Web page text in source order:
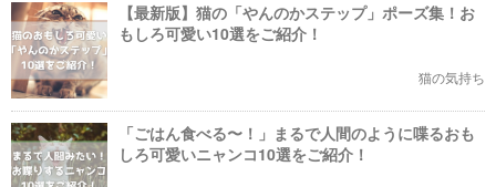
【最新版】猫の「やんのかステップ」ポーズ集！お
もしろ可愛い10選をご紹介！
猫の気持ち
「ごはん食べる〜！」まるで人間のように喋るおも
しろ可愛いニャンコ10選をご紹介！